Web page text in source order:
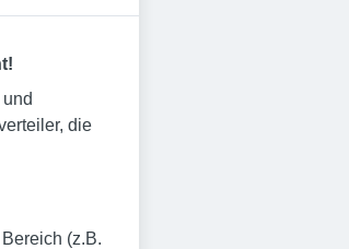
die
(z.B.